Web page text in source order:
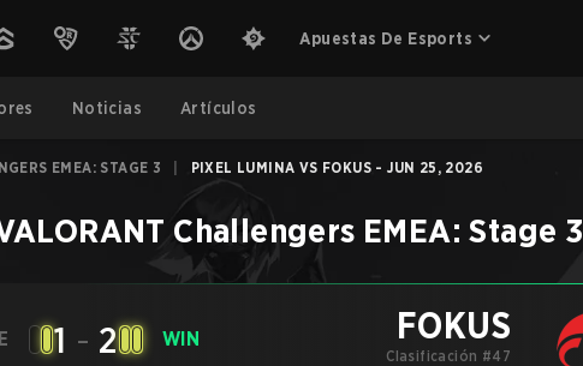
Apuestas De Esports
Noticias Artículos
EMEA: STAGE 3 PIXEL LUMINA VS FOKUS - JUN 25, 2026
Challengers EMEA: Stage 3
1 - 2 WIN FOKUS
Clasificación #47